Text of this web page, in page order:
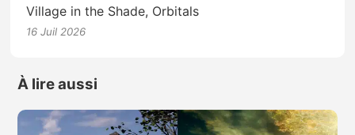
Village in the Shade, Orbitals
16 Juil 2026
À lire aussi